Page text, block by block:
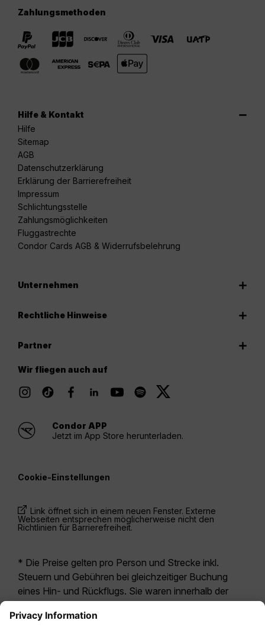
Zahlungsmethoden
Hilfe & Kontakt
Hilfe
Sitemap
AGB
Datenschutzerklärung
Erklärung der Barrierefreiheit
Impressum
Schlichtungsstelle
Zahlungsmöglichkeiten
Fluggastrechte
Condor Cards AGB & Widerrufsbelehrung
Unternehmen
Rechtliche Hinweise
Partner
Wir fliegen auch auf
Condor APP
Jetzt im App Store herunterladen.
Cookie-Einstellungen
Link öffnet sich in einem neuen Fenster. Externe
Webseiten entsprechen möglicherweise nicht den
Richtlinien für Barrierefreiheit.
* Die Preise gelten pro Person und Strecke inkl.
Steuern und Gebühren bei gleichzeitiger Buchung
eines Hin- und Rückflugs. Sie waren innerhalb der
möglicherweise nicht mehr aktuell. Bei den für die